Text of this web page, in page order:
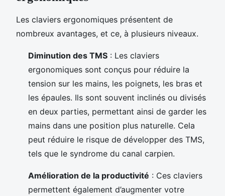
Les claviers ergonomiques présentent de
nombreux avantages, et ce, à plusieurs niveaux.
Diminution des TMS : Les claviers
ergonomiques sont conçus pour réduire la
tension sur les mains, les poignets, les bras et
les épaules. Ils sont souvent inclinés ou divisés
en deux parties, permettant ainsi de garder les
mains dans une position plus naturelle. Cela
peut réduire le risque de développer des TMS,
tels que le syndrome du canal carpien.
Amélioration de la productivité : Ces claviers
permettent également d’augmenter votre